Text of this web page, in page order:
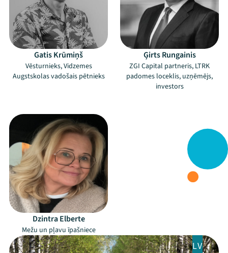
Mana programma
Festivāls
Programma
Arhīvs
Viņi bija LAMPĀ 2026
Jaunumi
Gatis Krūmiņš
Vēsturnieks, Vidzemes
Augstskolas vadošais pētnieks
Ģirts Rungainis
ZGI Capital partneris, LTRK
padomes loceklis, uzņēmējs,
investors
Dzintra Elberte
Mežu un pļavu īpašniece
LV